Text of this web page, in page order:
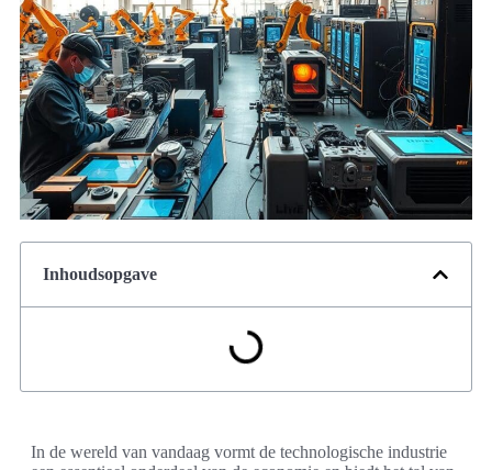
Inhoudsopgave
In de wereld van vandaag vormt de technologische industrie